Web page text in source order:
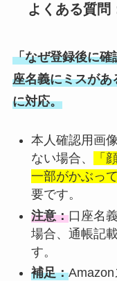
よくある質問
「なぜ登録後に確
座名義にミスがあ
に対応。
本人確認用画
ない場合、
「
一部がかぶって
要です。
注意：口座名
場合、通帳記
す。
補足：